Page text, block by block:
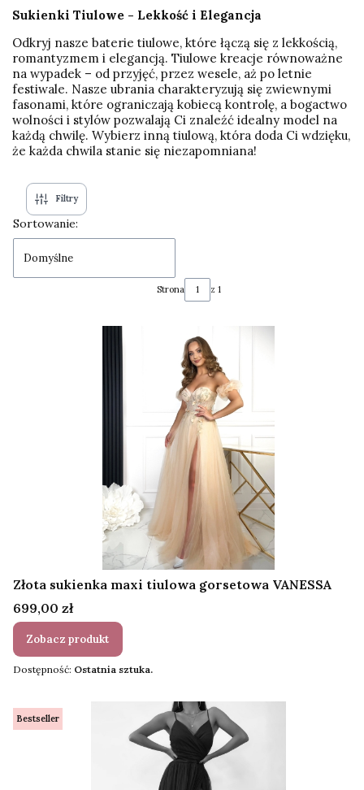
Sukienki Tiulowe - Lekkość i Elegancja
Odkryj nasze baterie tiulowe, które łączą się z lekkością,
romantyzmem i elegancją. Tiulowe kreacje równoważne
na wypadek – od przyjęć, przez wesele, aż po letnie
festiwale. Nasze ubrania charakteryzują się zwiewnymi
fasonami, które ograniczają kobiecą kontrolę, a bogactwo
wolności i stylów pozwalają Ci znaleźć idealny model na
każdą chwilę. Wybierz inną tiulową, która doda Ci wdzięku,
że każda chwila stanie się niezapomniana!
Filtry
Lista produktów
Sortowanie:
Domyślne
Strona z 1
Złota sukienka maxi tiulowa gorsetowa VANESSA
Cena
699,00 zł
Zobacz produkt
Dostępność: Ostatnia sztuka.
Bestseller